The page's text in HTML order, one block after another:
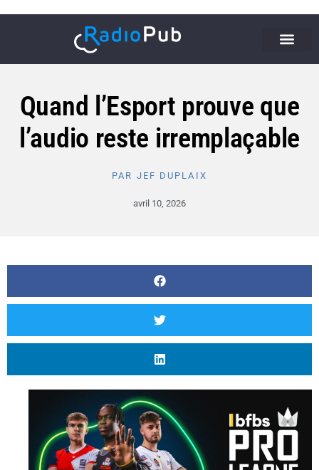
Quand l’Esport prouve que
l’audio reste irremplaçable
PAR JEF DUPLAIX
avril 10, 2026